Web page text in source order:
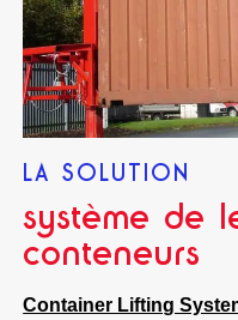
LA SOLUTION
système de
conteneurs
Container Lifting